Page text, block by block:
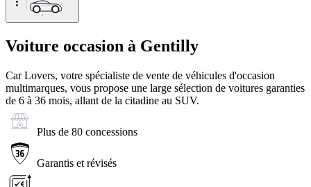
Voiture occasion à Gentilly
Car Lovers, votre spécialiste de vente de véhicules d'occasion
multimarques, vous propose une large sélection de voitures garanties
de 6 à 36 mois, allant de la citadine au SUV.
Plus de 80 concessions
Garantis et révisés